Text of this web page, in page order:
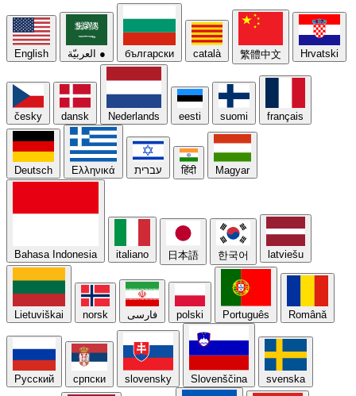
English العربيّة ● български català 繁體中文 Hrvatski
česky dansk Nederlands eesti suomi français
Deutsch Ελληνικά עברית हिंदी Magyar
Bahasa Indonesia italiano 日本語 한국어 latviešu
Lietuviškai norsk فارسی polski Português Română
Русский српски slovensky Slovenščina svenska